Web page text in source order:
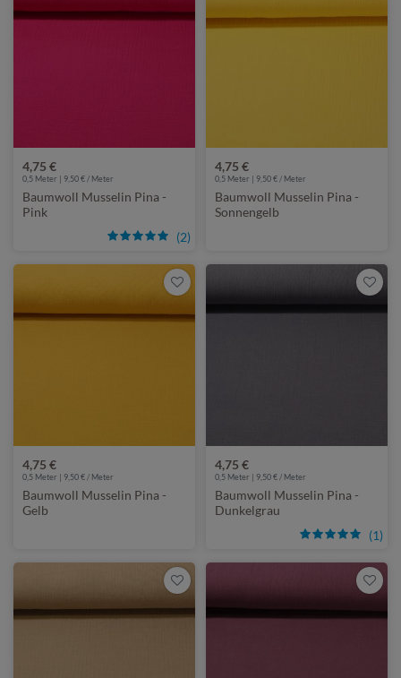
4,75 €
(2)
0,5 Meter | 9,50 € / Meter
Baumwoll Musselin Pina -
Pink
4,75 €
0,5 Meter | 9,50 € / Meter
Baumwoll Musselin Pina -
Sonnengelb
4,75 €
0,5 Meter | 9,50 € / Meter
Baumwoll Musselin Pina -
Gelb
4,75 €
(1)
0,5 Meter | 9,50 € / Meter
Baumwoll Musselin Pina -
Dunkelgrau